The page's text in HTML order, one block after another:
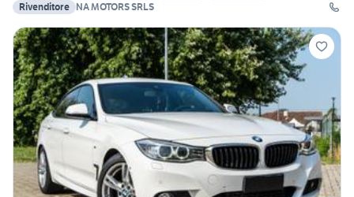
Rivenditore NA MOTORS SRLS